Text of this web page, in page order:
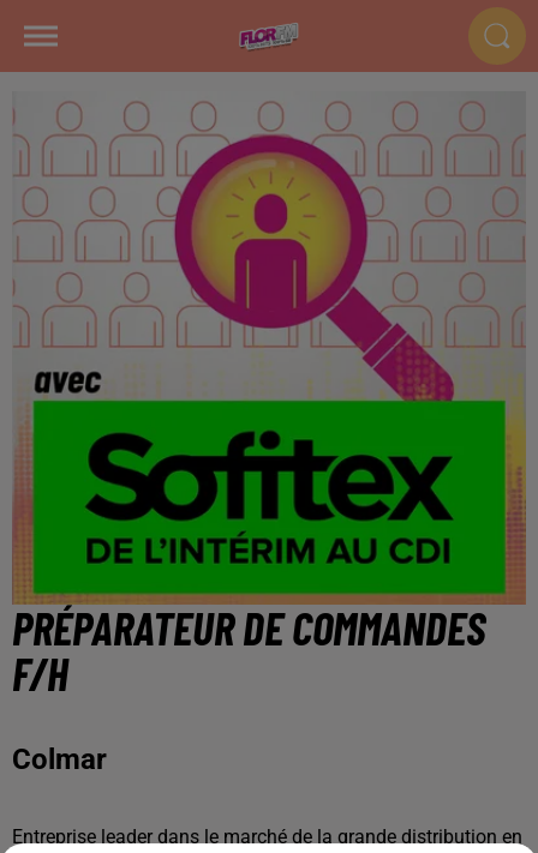
PRÉPARATEUR DE COMMANDES
F/H
Colmar
Entreprise leader dans le marché de la grande distribution en